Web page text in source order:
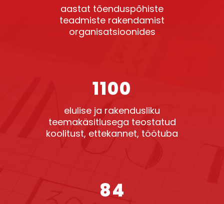
aastat tõenduspõhiste
teadmiste rakendamist
organisatsioonides
1100
elulise ja rakendusliku
teemakäsitlusega teostatud
koolitust, ettekannet, töötuba
84